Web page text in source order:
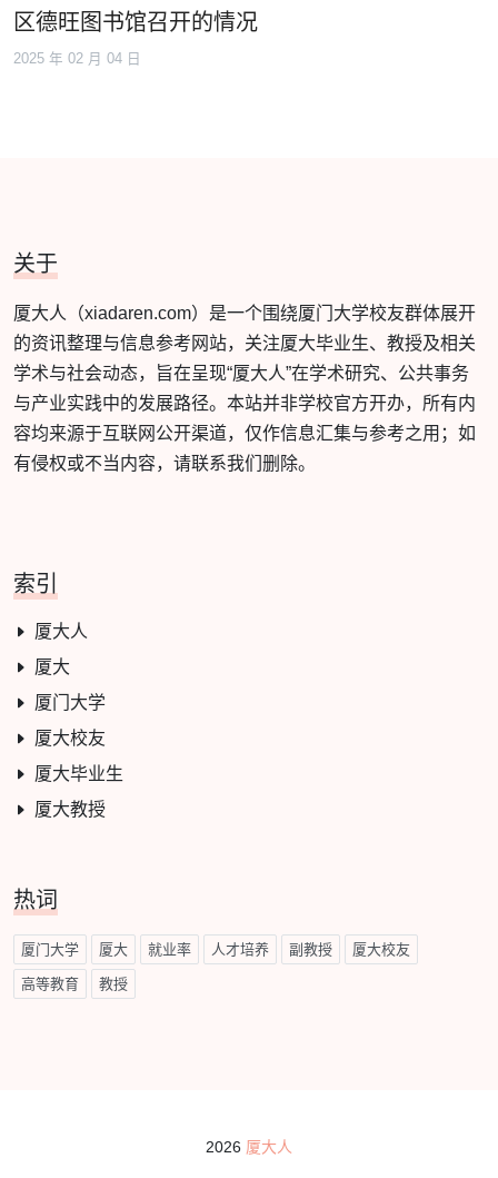
区德旺图书馆召开的情况
2025 年 02 月 04 日
关于
厦大人（xiadaren.com）是一个围绕厦门大学校友群体展开
的资讯整理与信息参考网站，关注厦大毕业生、教授及相关
学术与社会动态，旨在呈现“厦大人”在学术研究、公共事务
与产业实践中的发展路径。本站并非学校官方开办，所有内
容均来源于互联网公开渠道，仅作信息汇集与参考之用；如
有侵权或不当内容，请联系我们删除。
索引
厦大人
厦大
厦门大学
厦大校友
厦大毕业生
厦大教授
热词
厦门大学 厦大 就业率 人才培养 副教授 厦大校友
高等教育 教授
2026 厦大人